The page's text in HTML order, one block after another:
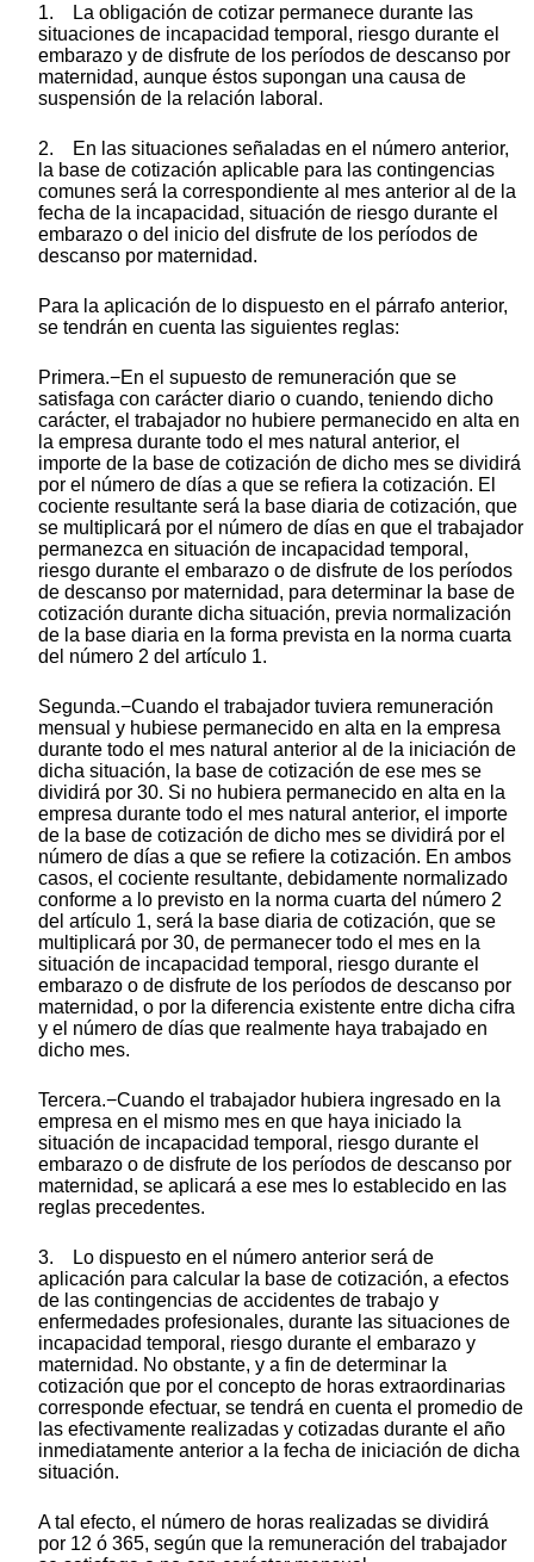
1. La obligación de cotizar permanece durante las
situaciones de incapacidad temporal, riesgo durante el
embarazo y de disfrute de los períodos de descanso por
maternidad, aunque éstos supongan una causa de
suspensión de la relación laboral.
2. En las situaciones señaladas en el número anterior,
la base de cotización aplicable para las contingencias
comunes será la correspondiente al mes anterior al de la
fecha de la incapacidad, situación de riesgo durante el
embarazo o del inicio del disfrute de los períodos de
descanso por maternidad.
Para la aplicación de lo dispuesto en el párrafo anterior,
se tendrán en cuenta las siguientes reglas:
Primera.−En el supuesto de remuneración que se
satisfaga con carácter diario o cuando, teniendo dicho
carácter, el trabajador no hubiere permanecido en alta en
la empresa durante todo el mes natural anterior, el
importe de la base de cotización de dicho mes se dividirá
por el número de días a que se refiera la cotización. El
cociente resultante será la base diaria de cotización, que
se multiplicará por el número de días en que el trabajador
permanezca en situación de incapacidad temporal,
riesgo durante el embarazo o de disfrute de los períodos
de descanso por maternidad, para determinar la base de
cotización durante dicha situación, previa normalización
de la base diaria en la forma prevista en la norma cuarta
del número 2 del artículo 1.
Segunda.−Cuando el trabajador tuviera remuneración
mensual y hubiese permanecido en alta en la empresa
durante todo el mes natural anterior al de la iniciación de
dicha situación, la base de cotización de ese mes se
dividirá por 30. Si no hubiera permanecido en alta en la
empresa durante todo el mes natural anterior, el importe
de la base de cotización de dicho mes se dividirá por el
número de días a que se refiere la cotización. En ambos
casos, el cociente resultante, debidamente normalizado
conforme a lo previsto en la norma cuarta del número 2
del artículo 1, será la base diaria de cotización, que se
multiplicará por 30, de permanecer todo el mes en la
situación de incapacidad temporal, riesgo durante el
embarazo o de disfrute de los períodos de descanso por
maternidad, o por la diferencia existente entre dicha cifra
y el número de días que realmente haya trabajado en
dicho mes.
Tercera.−Cuando el trabajador hubiera ingresado en la
empresa en el mismo mes en que haya iniciado la
situación de incapacidad temporal, riesgo durante el
embarazo o de disfrute de los períodos de descanso por
maternidad, se aplicará a ese mes lo establecido en las
reglas precedentes.
3. Lo dispuesto en el número anterior será de
aplicación para calcular la base de cotización, a efectos
de las contingencias de accidentes de trabajo y
enfermedades profesionales, durante las situaciones de
incapacidad temporal, riesgo durante el embarazo y
maternidad. No obstante, y a fin de determinar la
cotización que por el concepto de horas extraordinarias
corresponde efectuar, se tendrá en cuenta el promedio de
las efectivamente realizadas y cotizadas durante el año
inmediatamente anterior a la fecha de iniciación de dicha
situación.
A tal efecto, el número de horas realizadas se dividirá
por 12 ó 365, según que la remuneración del trabajador